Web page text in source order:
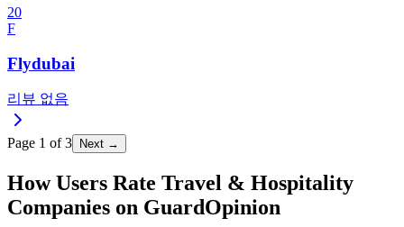
20
F
Flydubai
리뷰 없음
Page 1 of3 Next →
How Users Rate Travel & Hospitality
Companies on GuardOpinion